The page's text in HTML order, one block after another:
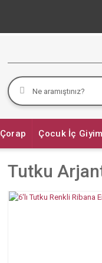
Çorap Çocuk İç Giyim
Tutku